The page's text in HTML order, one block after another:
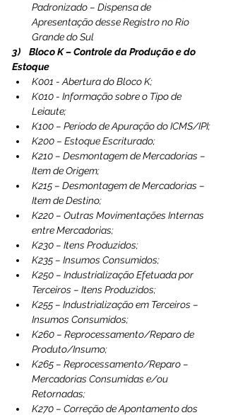
Padronizado – Dispensa de
Apresentação desse Registro no Rio
Grande do Sul
3)    Bloco K – Controle da Produção e do
Estoque
K001 - Abertura do Bloco K;
K010 - Informação sobre o Tipo de
Leiaute;
K100 – Período de Apuração do ICMS/IPI;
K200 – Estoque Escriturado;
K210 – Desmontagem de Mercadorias –
Item de Origem;
K215 – Desmontagem de Mercadorias –
Item de Destino;
K220 – Outras Movimentações Internas
entre Mercadorias;
K230 – Itens Produzidos;
K235 – Insumos Consumidos;
K250 – Industrialização Efetuada por
Terceiros – Itens Produzidos;
K255 – Industrialização em Terceiros –
Insumos Consumidos;
K260 – Reprocessamento/Reparo de
Produto/Insumo;
K265 – Reprocessamento/Reparo –
Mercadorias Consumidas e/ou
Retornadas;
K270 – Correção de Apontamento dos